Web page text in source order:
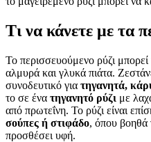
Τι να κάνετε με τα
Το περισσευούμενο ρύζι
αλμυρά και γλυκά πιάτα.
συνοδευτικό για τηγανητά,
το σε ένα τηγανητό ρύζι με
από πρωτεΐνη. Το ρύζι είναι
σούπες ή στιφάδο, όπου βοηθά
προσθέσει υφή.